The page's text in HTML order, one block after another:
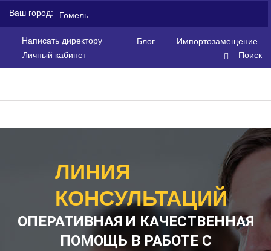
Написать директору Блог
Импортозамещение
Личный кабинет
Ваш город: Гомель
Поиск
ЛИНИЯ
КОНСУЛЬТАЦИЙ
ОПЕРАТИВНАЯ И КАЧЕСТВЕННАЯ
ПОМОЩЬ В РАБОТЕ С